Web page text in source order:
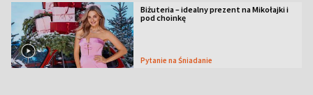
Biżuteria – idealny prezent na Mikołajki i
pod choinkę
Pytanie na Śniadanie